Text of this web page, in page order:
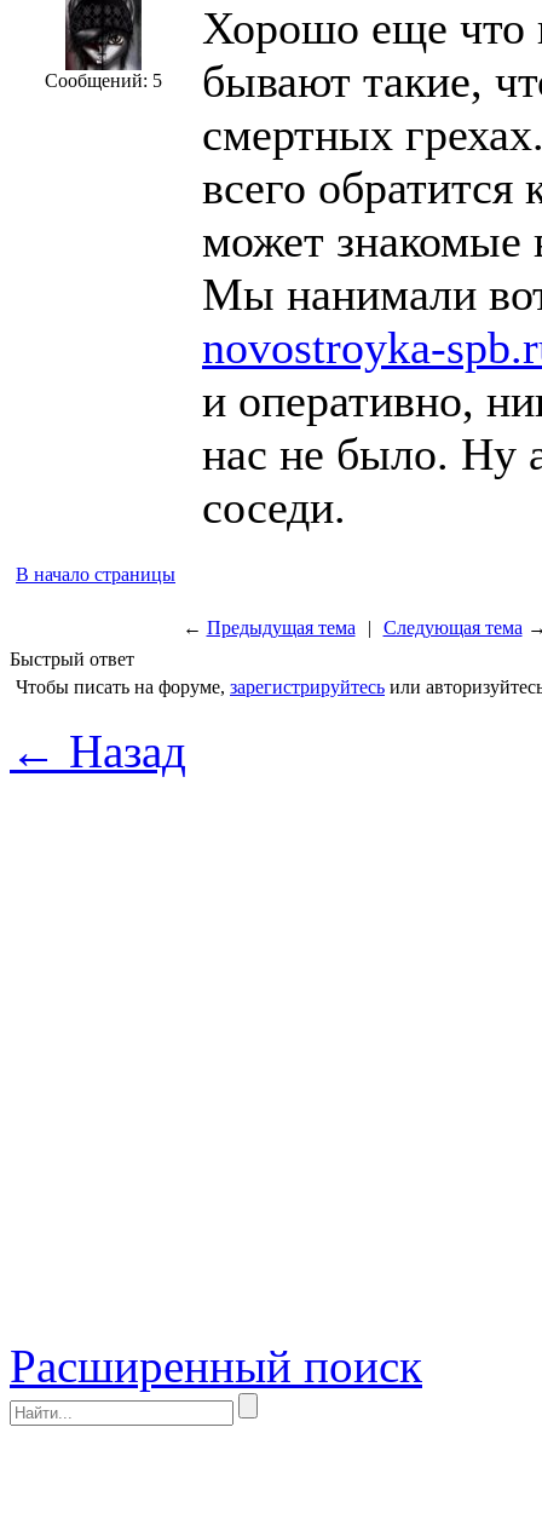
Сообщений: 5
Хорошо еще что
бывают такие,
смертных
всего
может знакомые
Мы нанимали
novostroyka-
и оперативно,
нас не было. Ну
соседи.
В начало страницы
← Предыдущая тема | Следующая тема
Быстрый ответ
Чтобы писать на форуме, зарегистрируйтесь или
← Назад
Расширенный поиск